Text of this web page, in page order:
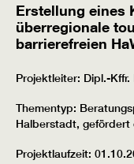
Erstellung eines
überregionale
barrierefreien
Projektleiter: Dipl.-
Thementyp:
Halberstadt, gefördert
Projektlaufzeit: